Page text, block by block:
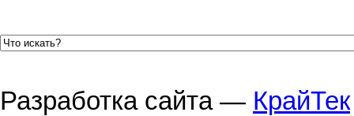
Разработка сайта — КрайТек